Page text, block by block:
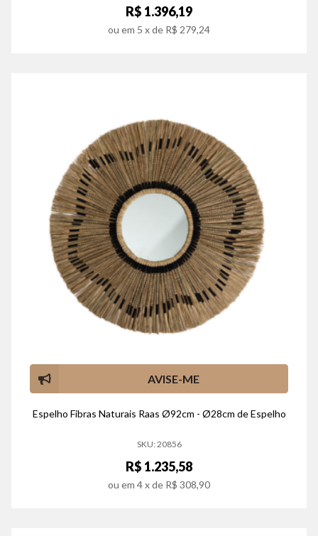
R$ 1.396,19
ou em 5 x de R$ 279,24
AVISE-ME
Espelho Fibras Naturais Raas Ø92cm - Ø28cm de Espelho
SKU: 20856
R$ 1.235,58
ou em 4x de R$ 308,90